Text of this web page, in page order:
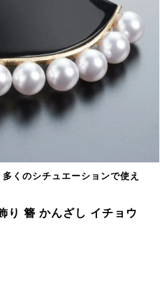
くのシチュエーションで使え
り 簪 かんざし イチョウ